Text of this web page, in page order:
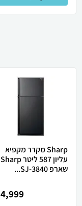
Sharp מקרר מקפיא
עליון 587 ליטר Sharp
שארפ SJ-3840...
4,999